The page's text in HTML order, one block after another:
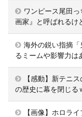
ワンピース尾田
画家』と呼ばれるけ
海外の鋭い指摘
るミームや影響力は
【感動】新テニ
の歴史に幕を閉じる
【画像】ホロラ